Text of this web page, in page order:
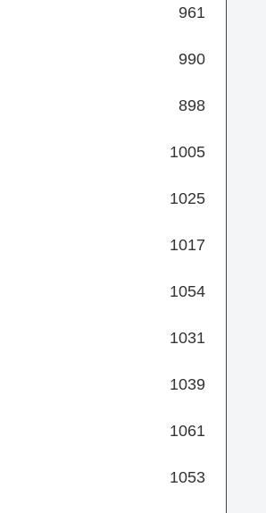
961
990
898
1005
1025
1017
1054
1031
1039
1061
1053